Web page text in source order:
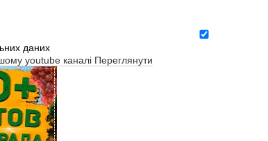
даних
youtube каналі Переглянути